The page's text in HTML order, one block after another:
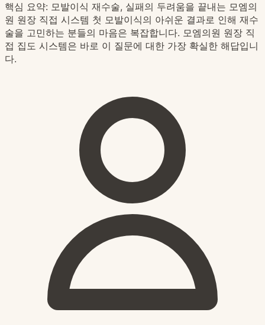
핵심 요약: 모발이식 재수술, 실패의 두려움을 끝내는 모엠의
원 원장 직접 시스템 첫 모발이식의 아쉬운 결과로 인해 재수
술을 고민하는 분들의 마음은 복잡합니다. 모엠의원 원장 직
접 집도 시스템은 바로 이 질문에 대한 가장 확실한 해답입니
다.